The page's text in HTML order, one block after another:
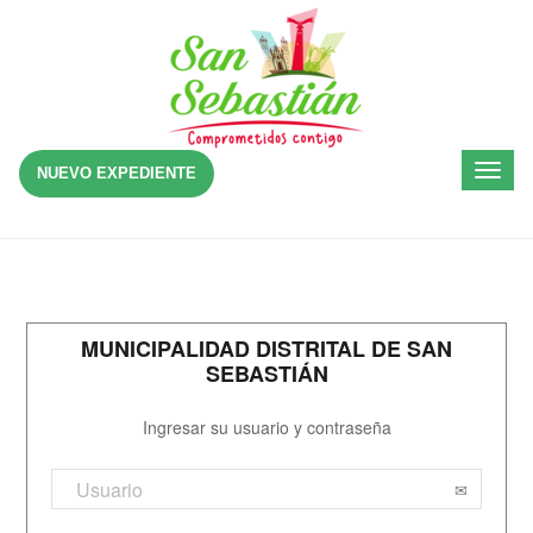
NUEVO EXPEDIENTE
MUNICIPALIDAD DISTRITAL DE SAN
SEBASTIÁN
Ingresar su usuario y contraseña